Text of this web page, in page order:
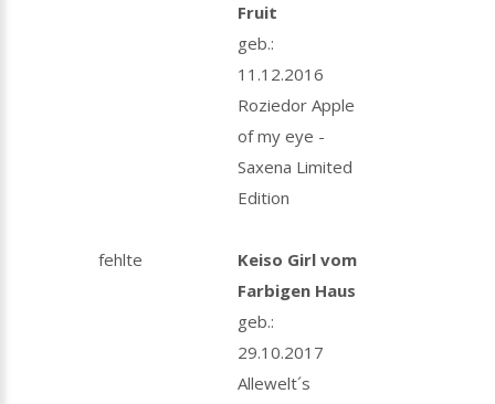
Fruit
geb.:
11.12.2016
Roziedor Apple
of my eye -
Saxena Limited
Edition
fehlte
Keiso Girl vom
Farbigen Haus
geb.:
29.10.2017
Allewelt´s